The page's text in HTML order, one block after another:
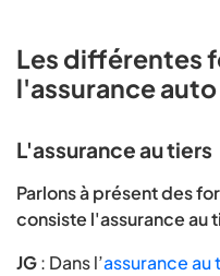
Les différentes
l'assurance auto
L'assurance au tiers
Parlons à présent des
consiste l'assurance au
JG: Dans l’assurance au